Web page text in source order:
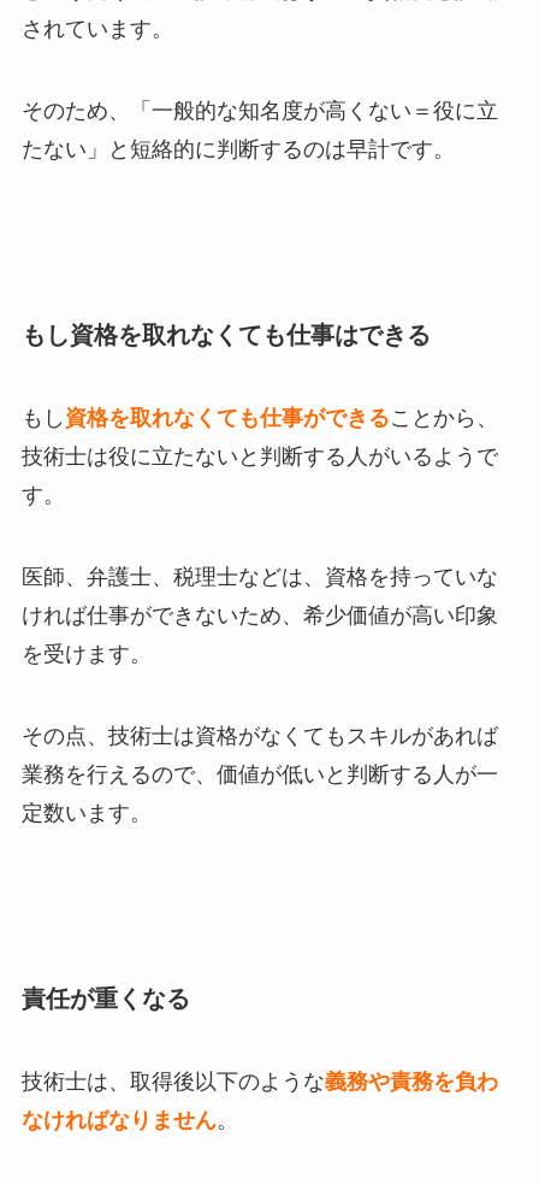
されています。
そのため、「一般的な知名度が高くない＝役に立
たない」と短絡的に判断するのは早計です。
もし資格を取れなくても仕事はできる
もし 資格を取れなくても仕事ができることから、
技術士は役に立たないと判断する人がいるようで
す。
医師、弁護士、税理士などは、資格を持っていな
ければ仕事ができないため、希少価値が高い印象
を受けます。
その点、技術士は資格がなくてもスキルがあれば
業務を行えるので、価値が低いと判断する人が一
定数います。
責任が重くなる
技術士は、取得後以下のような義務や責務を負わ
なければなりません。